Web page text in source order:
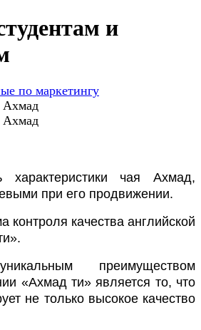
и
по маркетингу
Ахмад
Ахмад
характеристики чая Ахмад,
при его продвижении.
контроля качества английской
преимуществом
«Ахмад ти» является то, что
не только высокое качество